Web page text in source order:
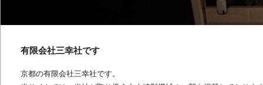
有限会社三幸社です
京都の有限会社三幸社です。